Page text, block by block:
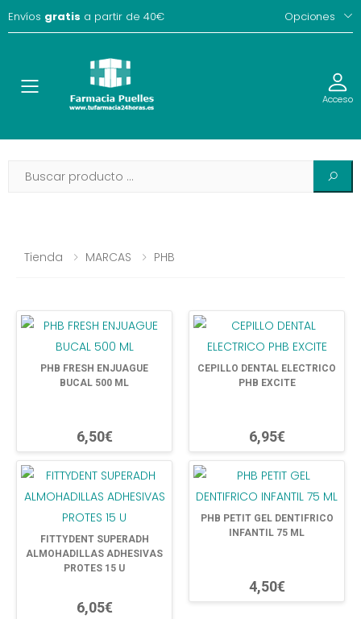
Envíos gratis a partir de 40€ Opciones
Toggle Acceso
Tienda MARCAS PHB
PHB FRESH ENJUAGUE
BUCAL 500 ML
6,50€
CEPILLO DENTAL ELECTRICO
PHB EXCITE
6,95€
FITTYDENT SUPERADH
ALMOHADILLAS ADHESIVAS
PROTES 15 U
6,05€
PHB PETIT GEL DENTIFRICO
INFANTIL 75 ML
4,50€